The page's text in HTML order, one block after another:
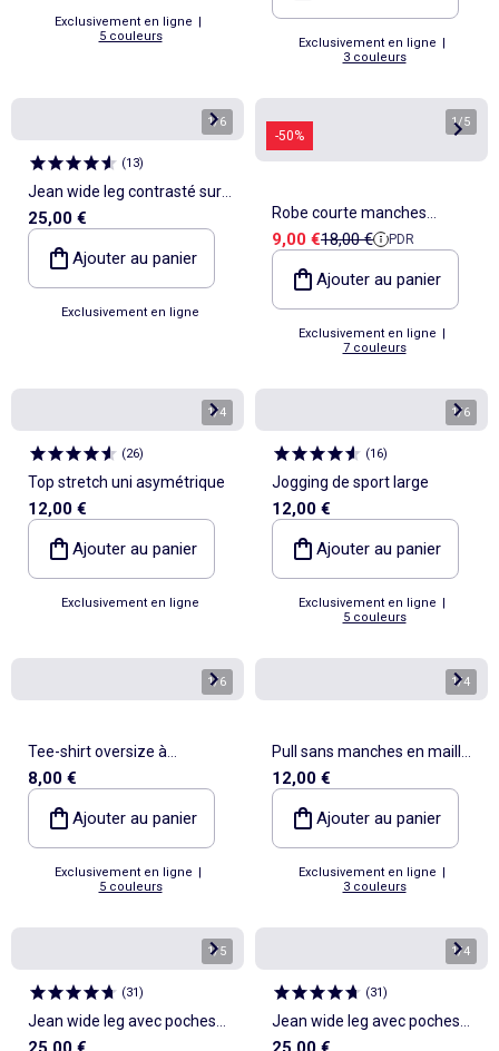
Exclusivement en ligne |
5 couleurs
Exclusivement en ligne |
3 couleurs
1/6
(13)
Jean wide leg contrasté sur
les côtés
25,00 €
Ajouter au panier
Exclusivement en ligne
-50%
1/5
Robe courte manches
papillons en coton et lin
Prix de vente
9,00 €Prix de référence
18,00 € PDR
Ajouter au panier
Exclusivement en ligne |
7 couleurs
1/4
(26)
Top stretch uni asymétrique
12,00 €
Ajouter au panier
Exclusivement en ligne
1/6
(16)
Jogging de sport large
12,00 €
Ajouter au panier
Exclusivement en ligne |
5 couleurs
1/6
Tee-shirt oversize à
message
8,00 €
Ajouter au panier
Exclusivement en ligne |
5 couleurs
1/4
Pull sans manches en maille
grosse jauge
12,00 €
Ajouter au panier
Exclusivement en ligne |
3 couleurs
1/5
(31)
Jean wide leg avec poches
1/4
(31)
Jean wide leg avec poches